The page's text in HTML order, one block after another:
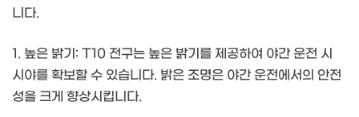
니다.
1. 높은 밝기: T10 전구는 높은 밝기를 제공하여 야간 운전 시
시야를 확보할 수 있습니다. 밝은 조명은 야간 운전에서의 안전
성을 크게 향상시킵니다.